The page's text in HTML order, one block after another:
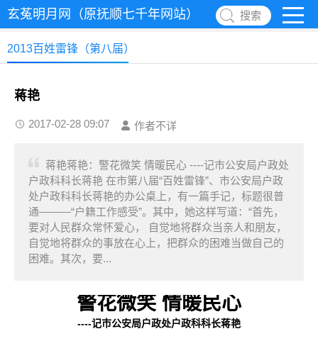
玄菟明月网（原抚顺七千年网站） 搜索
2013百姓雷锋（第八届）
蒋艳
2017-02-28 09:07 作者不详
蒋艳蒋艳：警花微笑 情暖民心 ----记市公安局户政处
户政科科长蒋艳 在市第八届“百姓雷锋”、市公安局户政
处户政科科长蒋艳的办公桌上，有一篇手记，标题很普
通———“户籍工作感受”。其中，她这样写道：“首先，
要对人民群众常怀爱心， 自觉地将群众当亲人和朋友，
自觉地将群众的事放在心上，把群众的困难当做自己的
困难。其次，要...
警花微笑 情暖民心
----记市公安局户政处户政科科长蒋艳